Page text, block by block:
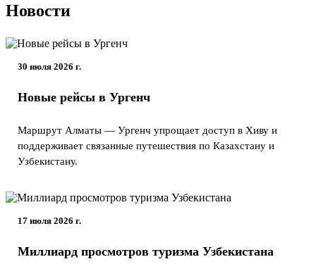
Новости
30 июля 2026 г.
Новые рейсы в Ургенч
Маршрут Алматы — Ургенч упрощает доступ в Хиву и
поддерживает связанные путешествия по Казахстану и
Узбекистану.
17 июля 2026 г.
Миллиард просмотров туризма Узбекистана